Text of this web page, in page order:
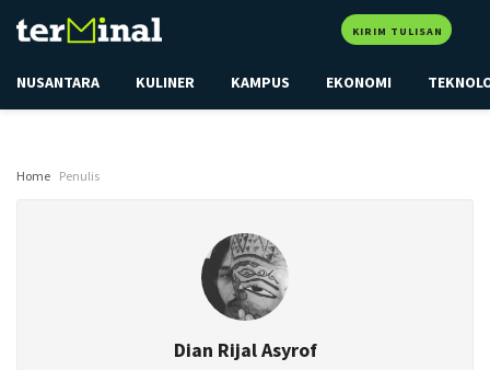
KIRIM TULISAN
NUSANTARA KULINER KAMPUS EKONOMI
Home Penulis
Dian Rijal Asyrof